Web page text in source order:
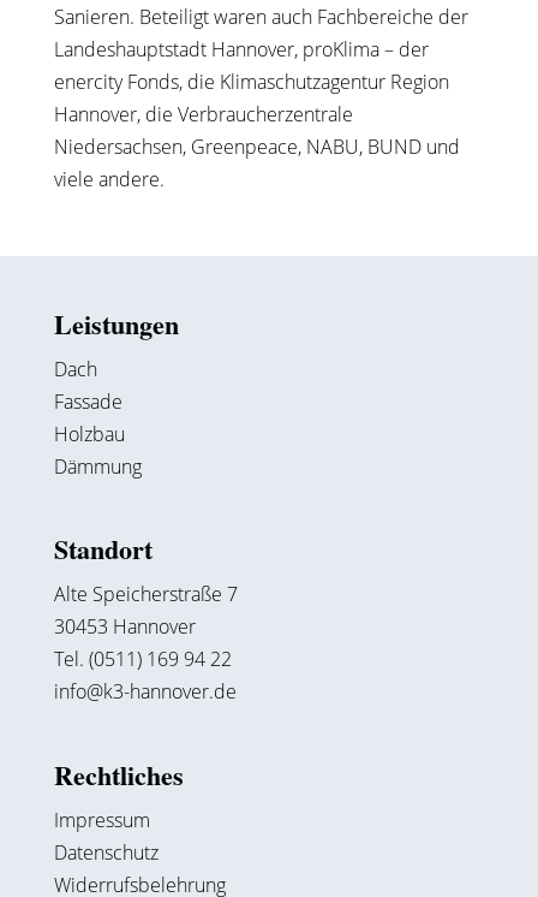
Sanieren. Beteiligt waren auch Fachbereiche der
Landeshauptstadt Hannover, proKlima – der
enercity Fonds, die Klimaschutzagentur Region
Hannover, die Verbraucherzentrale
Niedersachsen, Greenpeace, NABU, BUND und
viele andere.
Leistungen
Dach
Fassade
Holzbau
Dämmung
Standort
Alte Speicherstraße 7
30453 Hannover
Tel. (0511) 169 94 22
info@k3-hannover.de
Rechtliches
Impressum
Datenschutz
Widerrufsbelehrung